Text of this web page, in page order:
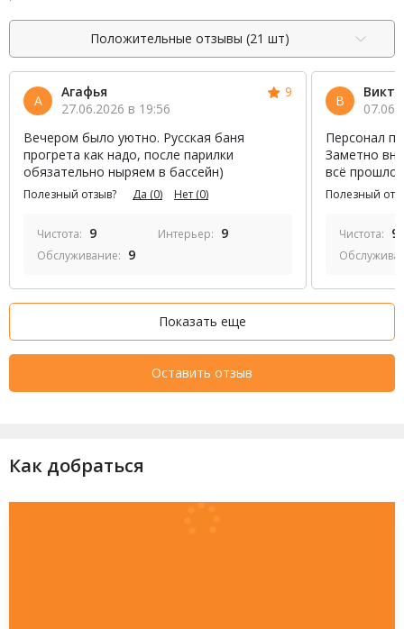
Положительные отзывы (21 шт)
А
Агафья
27.06.2026 в 19:56
9
Вечером было уютно. Русская баня
прогрета как надо, после парилки
обязательно ныряем в бассейн)
Полезный отзыв? Да (0) Нет (0)
Чистота: 9 Интерьер: 9
Обслуживание: 9
В
Персонал
Заметно
всё прошло
Полезный
Чистота: 9
Показать еще
Оставить отзыв
Как добраться